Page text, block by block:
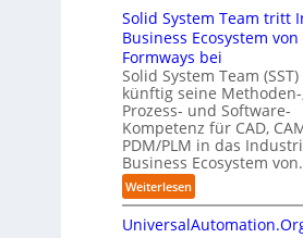
i
b
e
n
u
n
b
e
s
t
z
f
ü
r
d
e
n
G
i
g
a
f
a
-
C
E
O
h
e
n
z
e
n
t
r
e
n
n
T
e
f
f
p
u
n
k
t
f
r
b
:
D
i
s
r
u
p
t
b
l
i
Solid System Team tritt
Business Ecosystem von
Formways bei
Solid System Team
künftig seine
Prozess- und Software-
Kompetenz für CAD,
PDM/PLM in das
Business Ecosystem
Weiterlesen:
S
o